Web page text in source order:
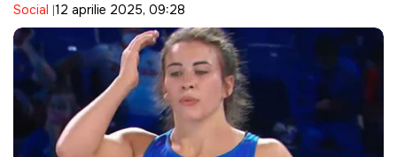
Social 12 aprilie 2025, 09:28